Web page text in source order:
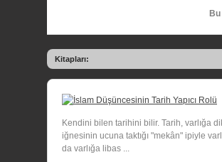
Kitapları:
Kendini bilen tarihini bilir. Tarih, varlığa
iğnesinin ucuna taktığı "mekân" ipiyle
da varlığa libas ...